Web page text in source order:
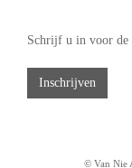
Schrijf u in voor de
Inschrijven
© Van Nie